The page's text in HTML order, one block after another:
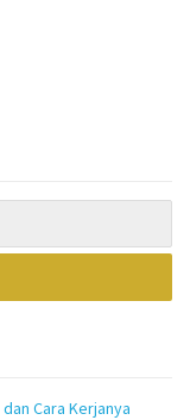
Cara Kerjanya